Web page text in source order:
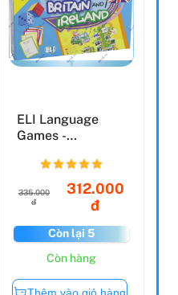
ELI Language
Games -
Britain And Irel...
335.000
đ
312.000
đ
Còn lại 5
Còn hàng
Thêm vào giỏ hàng